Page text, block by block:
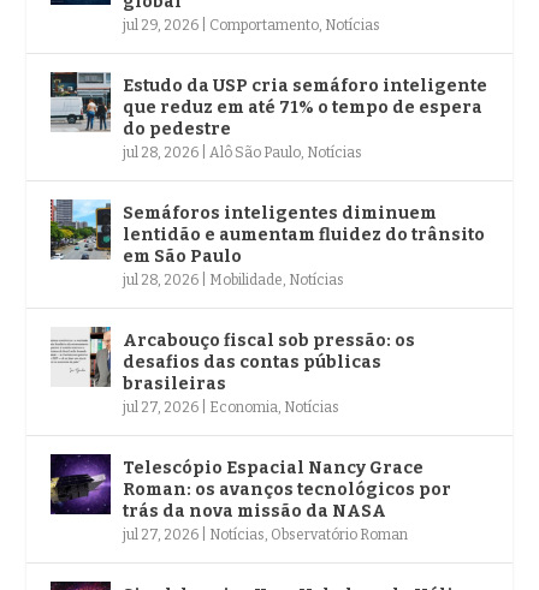
jul 29, 2026 Comportamento Notícias
Estudo da USP cria semáforo inteligente
que reduz em até 71% o tempo de espera
do pedestre
jul 28, 2026 Alô São Paulo Notícias
Semáforos inteligentes diminuem
lentidão e aumentam fluidez do trânsito
em São Paulo
jul 28, 2026 Mobilidade Notícias
Arcabouço fiscal sob pressão: os
desafios das contas públicas
brasileiras
jul 27, 2026 Economia Notícias
Telescópio Espacial Nancy Grace
Roman: os avanços tecnológicos por
trás da nova missão da NASA
jul 27, 2026 Notícias Observatório Roman